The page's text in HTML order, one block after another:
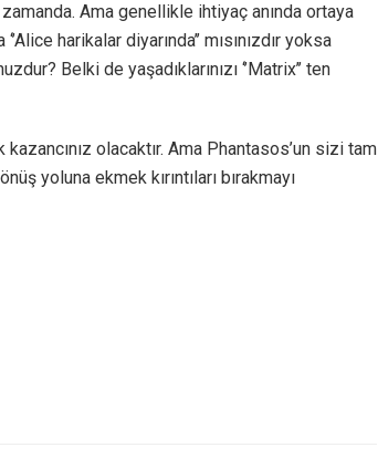
Ama genellikle ihtiyaç anında ortaya
harikalar diyarında’’ mısınızdır yoksa
Belki de yaşadıklarınızı ‘’Matrix’’ ten
olacaktır. Ama Phantasos’un sizi tam
yoluna ekmek kırıntıları bırakmayı